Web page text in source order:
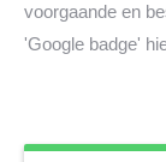
voorgaande en
'Google badge'